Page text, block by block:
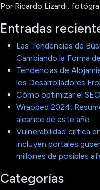
Por Ricardo Lizardi,
Entradas
Las Tendencias de
Cambiando la Forma
Tendencias de
los Desarrolladores
Cómo optimizar el
Wrapped 2024:
alcance de este año
Vulnerabilidad crítica
incluyen portales
millones de posibles
Categorías